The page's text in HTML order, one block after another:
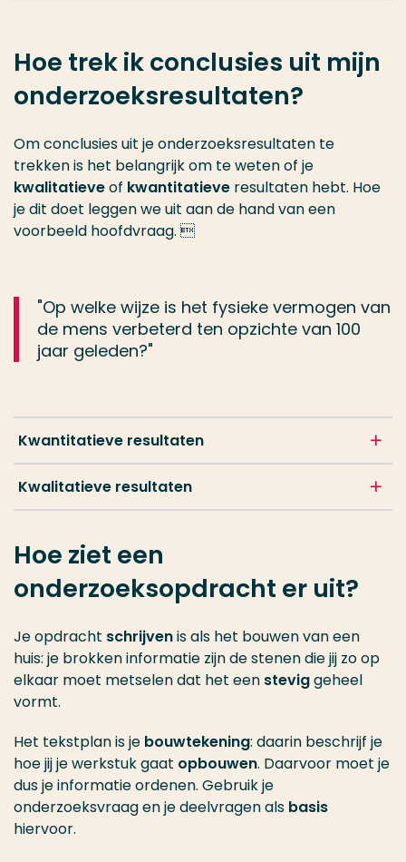
Hoe trek ik conclusies uit mijn
onderzoeksresultaten?
Om conclusies uit je onderzoeksresultaten te
trekken is het belangrijk om te weten of je
kwalitatieveof kwantitatieve resultaten hebt. Hoe
je dit doet leggen we uit aan de hand van een
voorbeeld hoofdvraag. 
"Op welke wijze is het fysieke vermogen van
de mens verbeterd ten opzichte van 100
jaar geleden?"
Kwantitatieve resultaten
Kwalitatieve resultaten
Hoe ziet een
onderzoeksopdracht er uit?
Je opdracht schrijvenis als het bouwen van een
huis: je brokken informatie zijn de stenen die jij zo op
elkaar moet metselen dat het een steviggeheel
vormt.
Het tekstplan is je bouwtekening: daarin beschrijf je
hoe jij je werkstuk gaat opbouwen. Daarvoor moet je
dus je informatie ordenen. Gebruik je
onderzoeksvraag en je deelvragen als basis
hiervoor.